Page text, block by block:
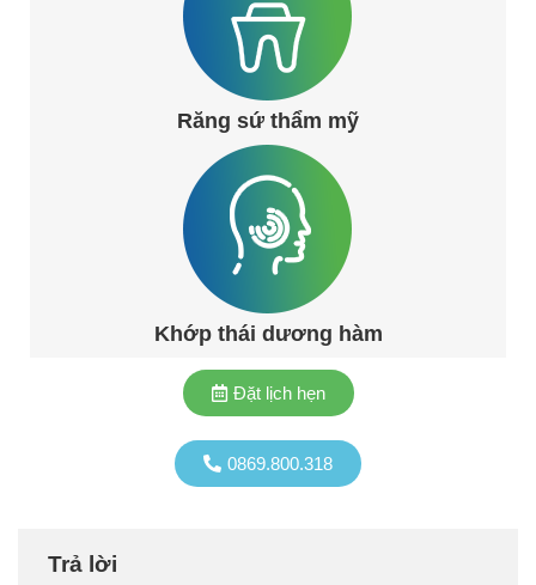
Răng sứ thẩm mỹ
Khớp thái dương hàm
0869.800.318
Đặt lịch hẹn
Trả lời